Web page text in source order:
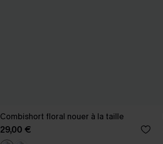
Combishort floral nouer à la taille
29,00 €